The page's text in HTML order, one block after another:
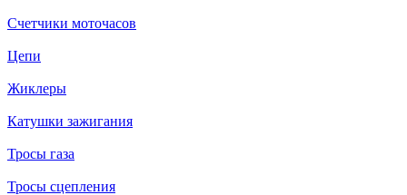
Счетчики моточасов
Цепи
Жиклеры
Катушки зажигания
Тросы газа
Тросы сцепления